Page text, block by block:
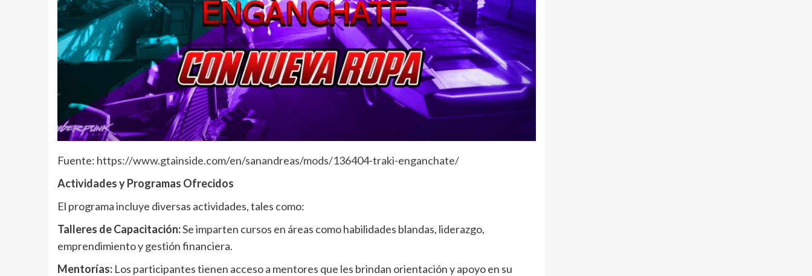
Fuente: https://www.gtainside.com/en/sanandreas/mods/136404-traki-enganchate/
Actividades y Programas Ofrecidos
El programa incluye diversas actividades, tales como:
Talleres de Capacitación:Se imparten cursos en áreas como habilidades blandas, liderazgo,
emprendimiento y gestión financiera.
Mentorías:Los participantes tienen acceso a mentores que les brindan orientación y apoyo en su